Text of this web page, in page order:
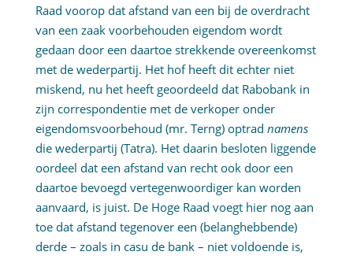
Raad voorop dat afstand van een bij de overdracht
van een zaak voorbehouden eigendom wordt
gedaan door een daartoe strekkende overeenkomst
met de wederpartij. Het hof heeft dit echter niet
miskend, nu het heeft geoordeeld dat Rabobank in
zijn correspondentie met de verkoper onder
eigendomsvoorbehoud (mr. Terng) optrad namens
die wederpartij (Tatra). Het daarin besloten liggende
oordeel dat een afstand van recht ook door een
daartoe bevoegd vertegenwoordiger kan worden
aanvaard, is juist. De Hoge Raad voegt hier nog aan
toe dat afstand tegenover een (belanghebbende)
derde – zoals in casu de bank – niet voldoende is,